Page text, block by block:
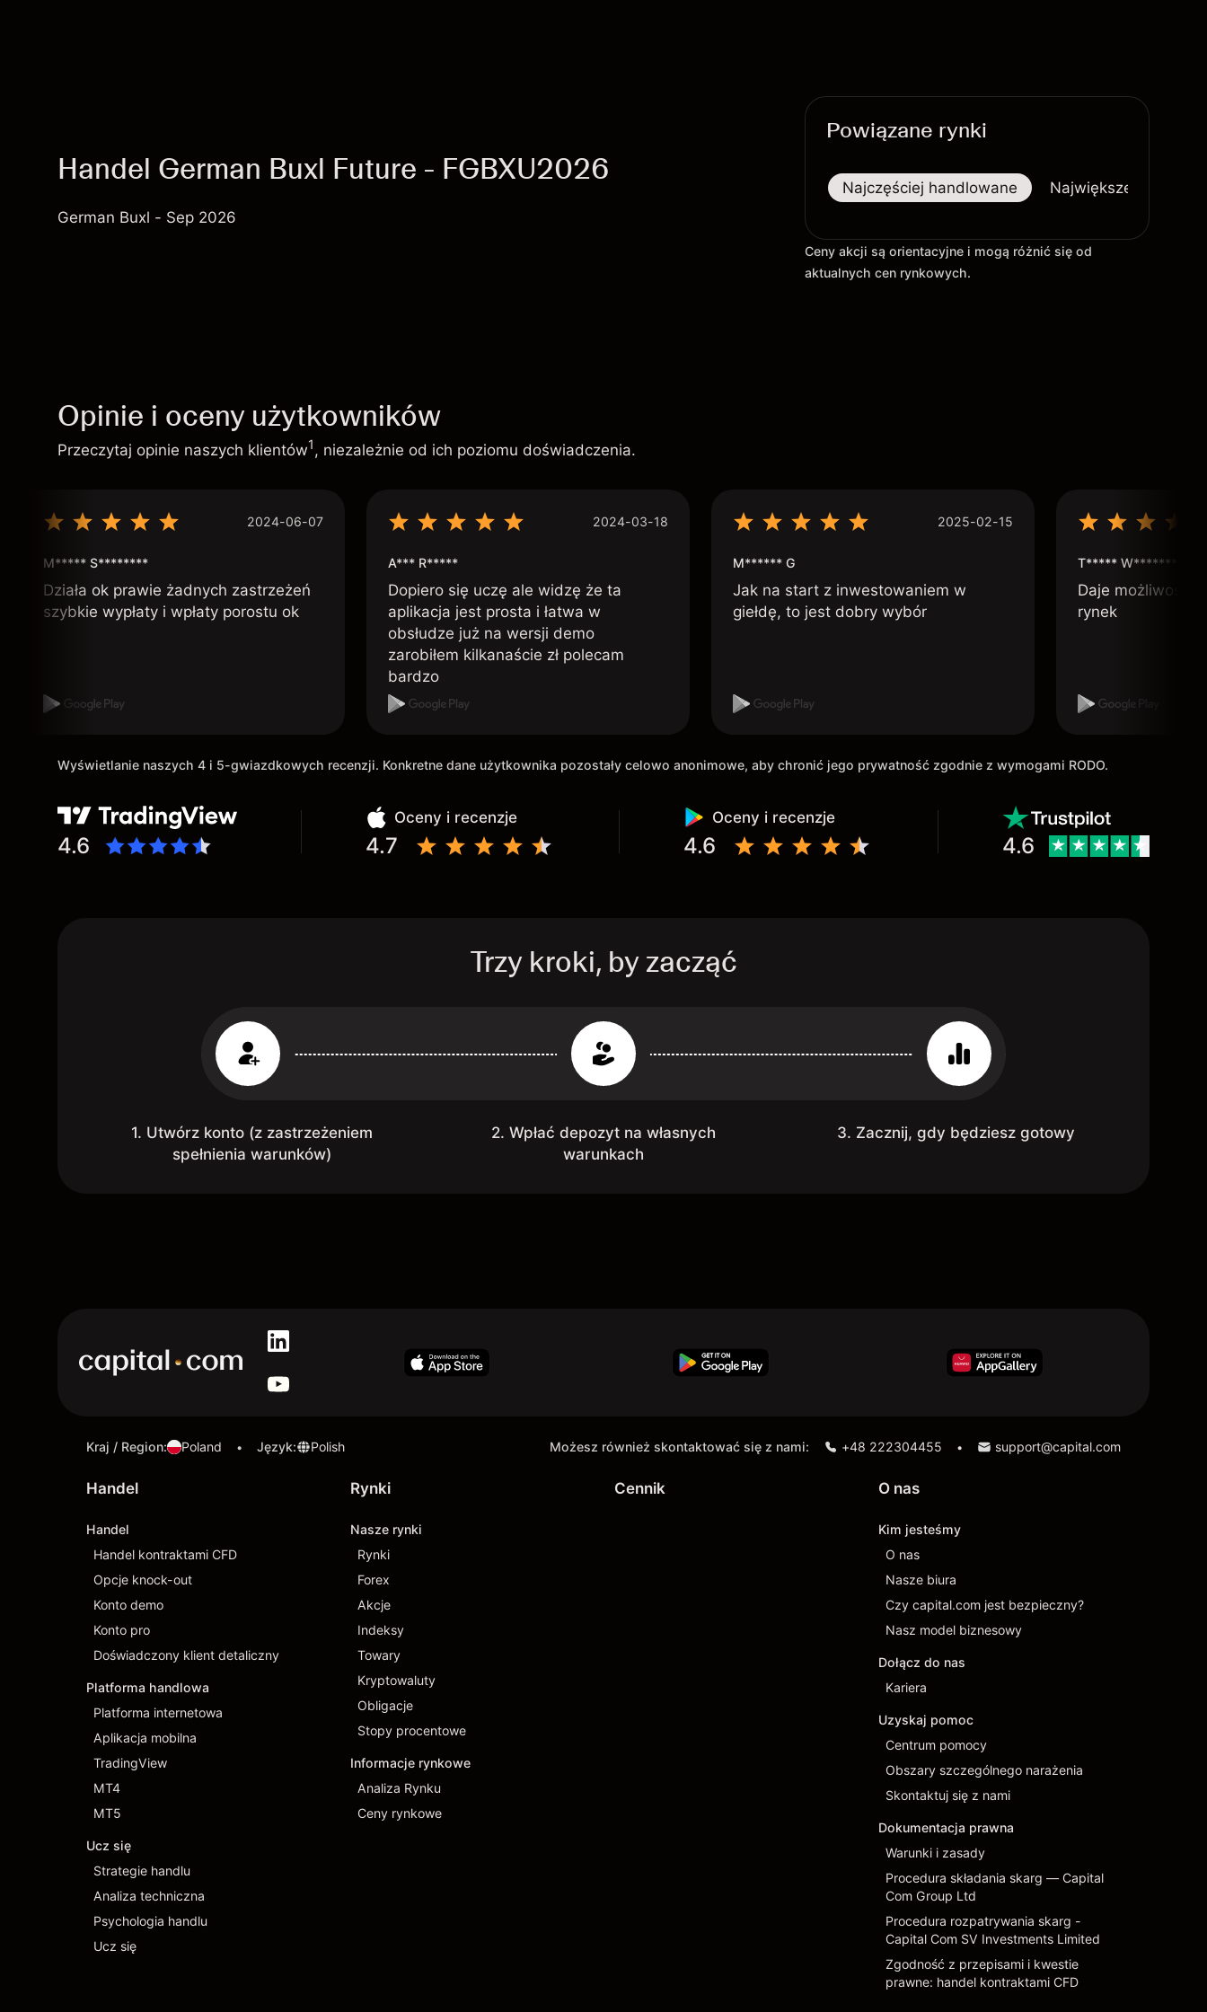
Handel German Buxl Future - FGBXU2026
German Buxl - Sep 2026
Powiązane rynki
Najczęściej handlowane Największe wzrosty
Ceny akcji są orientacyjne i mogą różnić się od
aktualnych cen rynkowych.
Opinie i oceny użytkowników
Przeczytaj opinie naszych klientów1, niezależnie od ich poziomu doświadczenia.
2024-06-07
M***** S********
Działa ok prawie żadnych zastrzeżeń
szybkie wypłaty i wpłaty porostu ok
2024-03-18
A*** R*****
Dopiero się uczę ale widzę że ta
aplikacja jest prosta i łatwa w
obsłudze już na wersji demo
zarobiłem kilkanaście zł polecam
bardzo
2025-02-15
M****** G
Jak na start z inwestowaniem w
giełdę, to jest dobry wybór
T*****
Daje możliwość
rynek
Wyświetlanie naszych 4 i 5-gwiazdkowych recenzji. Konkretne dane użytkownika pozostały celowo anonimowe, aby chronić jego prywatność zgodnie z wymogami RODO.
4.6
Oceny i recenzje
4.7
Oceny i recenzje
4.6 4.6
Trzy kroki, by zacząć
1. Utwórz konto (z zastrzeżeniem
spełnienia warunków)
2. Wpłać depozyt na własnych
warunkach
3. Zacznij, gdy będziesz gotowy
Kraj / Region: Poland • Język: Polish Możesz również skontaktować się z nami: +48 222304455 • support@capital.com
Handel
Handel
Handel kontraktami CFD
Opcje knock-out
Konto demo
Konto pro
Doświadczony klient detaliczny
Platforma handlowa
Platforma internetowa
Aplikacja mobilna
TradingView
MT4
MT5
Ucz się
Strategie handlu
Analiza techniczna
Psychologia handlu
Ucz się
Rynki
Nasze rynki
Rynki
Forex
Akcje
Indeksy
Towary
Kryptowaluty
Obligacje
Stopy procentowe
Informacje rynkowe
Analiza Rynku
Ceny rynkowe
Cennik O nas
Kim jesteśmy
O nas
Nasze biura
Czy capital.com jest bezpieczny?
Nasz model biznesowy
Dołącz do nas
Kariera
Uzyskaj pomoc
Centrum pomocy
Obszary szczególnego narażenia
Skontaktuj się z nami
Dokumentacja prawna
Warunki i zasady
Procedura składania skarg — Capital
Com Group Ltd
Procedura rozpatrywania skarg -
Capital Com SV Investments Limited
Zgodność z przepisami i kwestie
prawne: handel kontraktami CFD